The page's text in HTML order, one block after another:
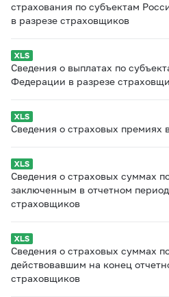
страхования по субъектам
в разрезе страховщиков
Сведения о выплатах по
Федерации в разрезе
Сведения о страховых премиях
Сведения о страховых суммах
заключенным в отчетном
страховщиков
Сведения о страховых суммах
действовавшим на конец
страховщиков